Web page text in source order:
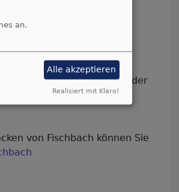
kleine Ortschaften und
Vogtendorf, Wötzelsdorf,
andere.
die ca. 950 Gemeindeglieder
von Fischbach können Sie
an.
Alle akzeptieren
Realisiert mit Klaro!